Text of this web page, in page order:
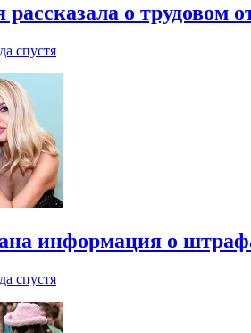
о трудовом
спустя
информация о
спустя